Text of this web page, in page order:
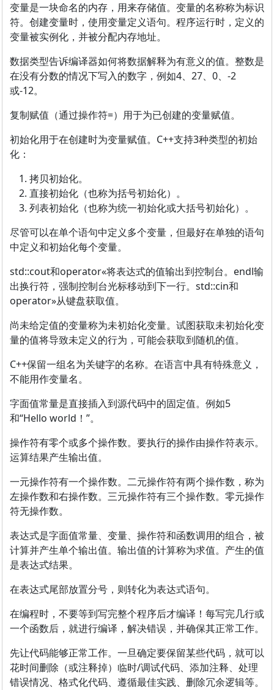
变量是一块命名的内存，用来存储值。变量的名称称为标识
符。创建变量时，使用变量定义语句。程序运行时，定义的
变量被实例化，并被分配内存地址。
数据类型告诉编译器如何将数据解释为有意义的值。整数是
在没有分数的情况下写入的数字，例如4、27、0、-2
或-12。
复制赋值（通过操作符=）用于为已创建的变量赋值。
初始化用于在创建时为变量赋值。C++支持3种类型的初始
化：
拷贝初始化。
直接初始化（也称为括号初始化）。
列表初始化（也称为统一初始化或大括号初始化）。
尽管可以在单个语句中定义多个变量，但最好在单独的语句
中定义和初始化每个变量。
std::cout和operator«将表达式的值输出到控制台。endl输
出换行符，强制控制台光标移动到下一行。std::cin和
operator»从键盘获取值。
尚未给定值的变量称为未初始化变量。试图获取未初始化变
量的值将导致未定义的行为，可能会获取到随机的值。
C++保留一组名为关键字的名称。在语言中具有特殊意义，
不能用作变量名。
字面值常量是直接插入到源代码中的固定值。例如5
和“Hello world！”。
操作符有零个或多个操作数。要执行的操作由操作符表示。
运算结果产生输出值。
一元操作符有一个操作数。二元操作符有两个操作数，称为
左操作数和右操作数。三元操作符有三个操作数。零元操作
符无操作数。
表达式是字面值常量、变量、操作符和函数调用的组合，被
计算并产生单个输出值。输出值的计算称为求值。产生的值
是表达式结果。
在表达式尾部放置分号，则转化为表达式语句。
在编程时，不要等到写完整个程序后才编译！每写完几行或
一个函数后，就进行编译，解决错误，并确保其正常工作。
先让代码能够正常工作。一旦确定要保留某些代码，就可以
花时间删除（或注释掉）临时/调试代码、添加注释、处理
错误情况、格式化代码、遵循最佳实践、删除冗余逻辑等。